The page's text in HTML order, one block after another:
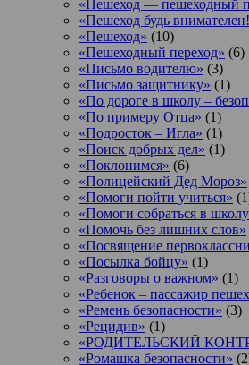
«Пешеход — пешеходный
«Пешеход будь
«Пешеход» (10)
«Пешеходный переход» (6)
«Письмо водителю» (3)
«Письмо защитнику» (1)
«По дороге в школу –
«По примеру Отца» (1)
«Подросток ‒ Игла» (1)
«Поиск добрых дел» (1)
«Поклонимся» (6)
«Полицейский Дед Мороз»
«Помоги пойти учиться»
«Помоги собраться в
«Помочь без лишних слов»
«Посвящение
«Посылка бойцу» (1)
«Разговоры о важном» (1)
«Ребенок – пассажир
«Ремень безопасности» (3)
«Рецидив» (1)
«РОДИТЕЛЬСКИЙ
«Ромашка безопасности»